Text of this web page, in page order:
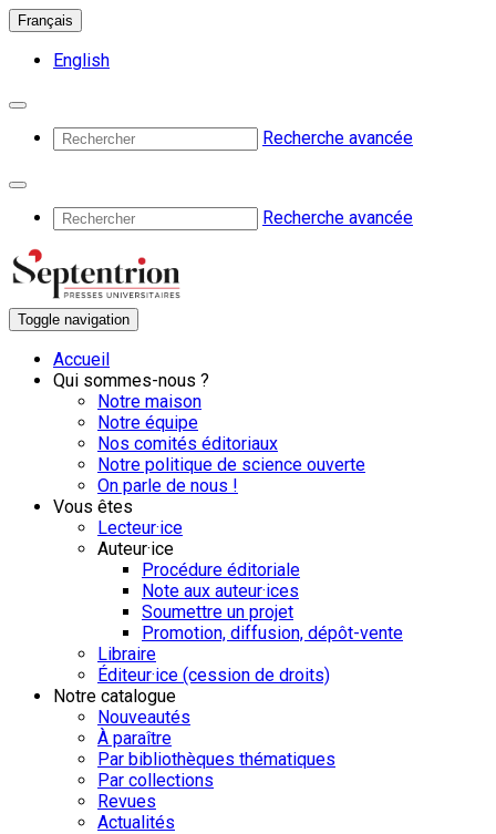
Français
English
Recherche avancée
Recherche avancée
Toggle navigation
Accueil
Qui sommes-nous ?
Notre maison
Notre équipe
Nos comités éditoriaux
Notre politique de science ouverte
On parle de nous !
Vous êtes
Lecteur·ice
Auteur·ice
Procédure éditoriale
Note aux auteur·ices
Soumettre un projet
Promotion, diffusion, dépôt-vente
Libraire
Éditeur·ice (cession de droits)
Notre catalogue
Nouveautés
À paraître
Par bibliothèques thématiques
Par collections
Revues
Actualités